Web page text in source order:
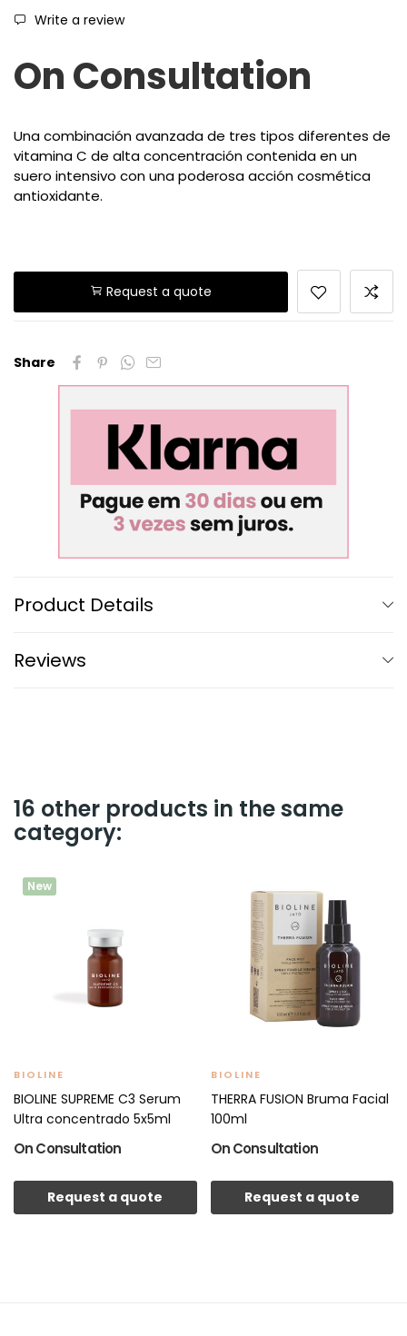
Write a review
On Consultation
Una combinación avanzada de tres tipos diferentes de
vitamina C de alta concentración contenida en un
suero intensivo con una poderosa acción cosmética
antioxidante.
Request a quote
Share
Product Details
Reviews
16 other products in the same
category:
New
BIOLINE
BIOLINE SUPREME C3 Serum
Ultra concentrado 5x5ml
On Consultation
Request a quote
BIOLINE
THERRA FUSION Bruma Facial
100ml
On Consultation
Request a quote